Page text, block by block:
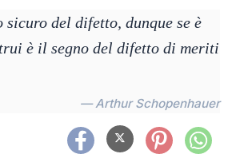
sicuro del difetto, dunque se è
è il segno del difetto di meriti
— Arthur Schopenhauer